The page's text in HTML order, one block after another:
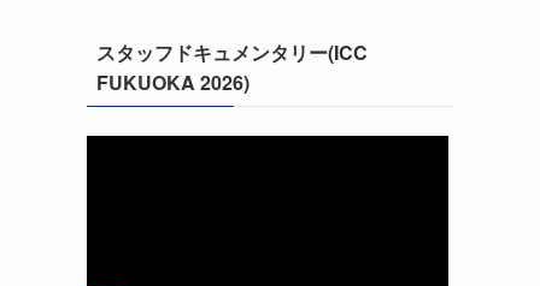
スタッフドキュメンタリー(ICC
FUKUOKA 2026)